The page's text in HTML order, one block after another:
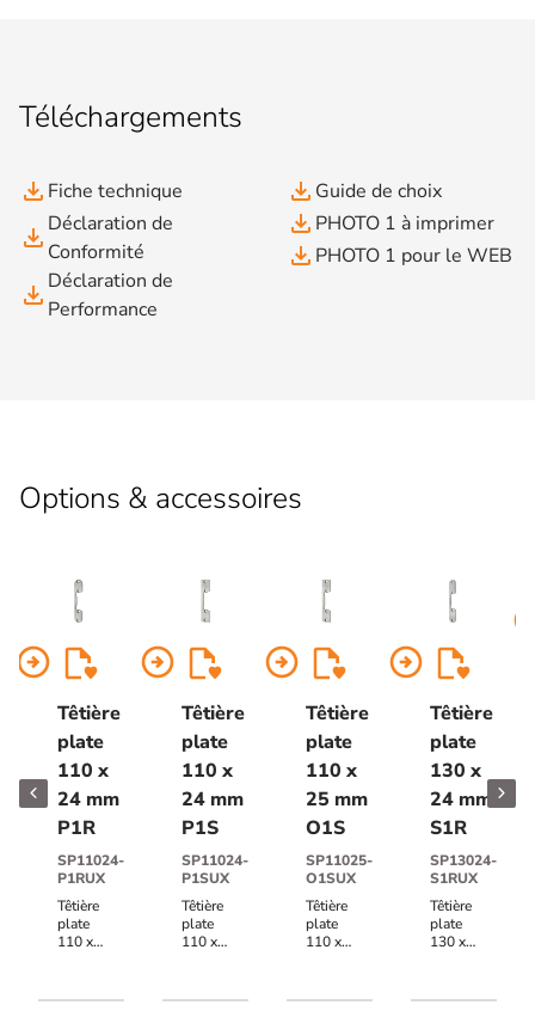
Téléchargements
file_download Fiche technique
file_download Déclaration de
Conformité
file_download Déclaration de
Performance
file_download Guide de choix
file_download PHOTO 1 à imprimer
file_download PHOTO 1 pour le WEB
Options & accessoires
arrow_circle_right
Têtière
plate
110 x
24 mm
P1R
SP11024-
P1RUX
Têtière
plate
110 x
acier
arrow_circle_right
Têtière
plate
110 x
24 mm
P1S
SP11024-
P1SUX
Têtière
plate
110 x
acier
arrow_circle_right
Têtière
plate
110 x
25 mm
O1S
SP11025-
O1SUX
Têtière
plate
110 x
acier
arrow_circle_right
Têtière
plate
130 x
24 mm
S1R
SP13024-
S1RUX
Têtière
plate
130 x
acier